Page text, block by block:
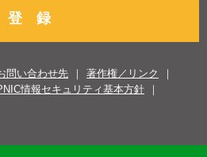
登 録
問い合わせ先
著作権／リンク
情報セキュリティ基本方針